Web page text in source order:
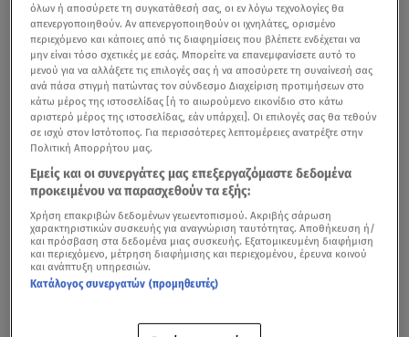
όλων ή αποσύρετε τη συγκατάθεσή σας, οι εν λόγω τεχνολογίες θα
απενεργοποιηθούν. Αν απενεργοποιηθούν οι ιχνηλάτες, ορισμένο
περιεχόμενο και κάποιες από τις διαφημίσεις που βλέπετε ενδέχεται να
μην είναι τόσο σχετικές με εσάς. Μπορείτε να επανεμφανίσετε αυτό το
μενού για να αλλάξετε τις επιλογές σας ή να αποσύρετε τη συναίνεσή σας
ανά πάσα στιγμή πατώντας τον σύνδεσμο Διαχείριση προτιμήσεων στο
κάτω μέρος της ιστοσελίδας [ή το αιωρούμενο εικονίδιο στο κάτω
αριστερό μέρος της ιστοσελίδας, εάν υπάρχει]. Οι επιλογές σας θα τεθούν
σε ισχύ στον Ιστότοπος. Για περισσότερες λεπτομέρειες ανατρέξτε στην
Πολιτική Απορρήτου μας.
Εμείς και οι συνεργάτες μας επεξεργαζόμαστε δεδομένα
προκειμένου να παρασχεθούν τα εξής:
Χρήση επακριβών δεδομένων γεωεντοπισμού. Ακριβής σάρωση
χαρακτηριστικών συσκευής για αναγνώριση ταυτότητας. Αποθήκευση ή/
και πρόσβαση στα δεδομένα μιας συσκευής. Εξατομικευμένη διαφήμιση
και περιεχόμενο, μέτρηση διαφήμισης και περιεχομένου, έρευνα κοινού
και ανάπτυξη υπηρεσιών.
Κατάλογος συνεργατών (προμηθευτές)